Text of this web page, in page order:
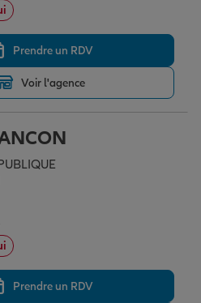
Prendre un RDV
Voir l'agence
Prendre un RDV